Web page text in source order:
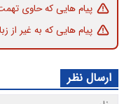
پیام هایی که حاوی
پیام هایی که به غیر از
ارسال نظر